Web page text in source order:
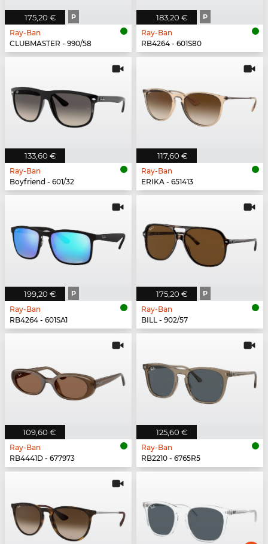
175,20 € P
Ray-Ban
CLUBMASTER - 990/58
183,20 € P
Ray-Ban
RB4264 - 601S80
133,60 €
Ray-Ban
Boyfriend - 601/32
117,60 €
Ray-Ban
ERIKA - 651413
199,20 € P
Ray-Ban
RB4264 - 601SA1
175,20 € P
Ray-Ban
BILL - 902/57
109,60 €
Ray-Ban
RB4441D - 677973
125,60 €
Ray-Ban
RB2210 - 6765R5